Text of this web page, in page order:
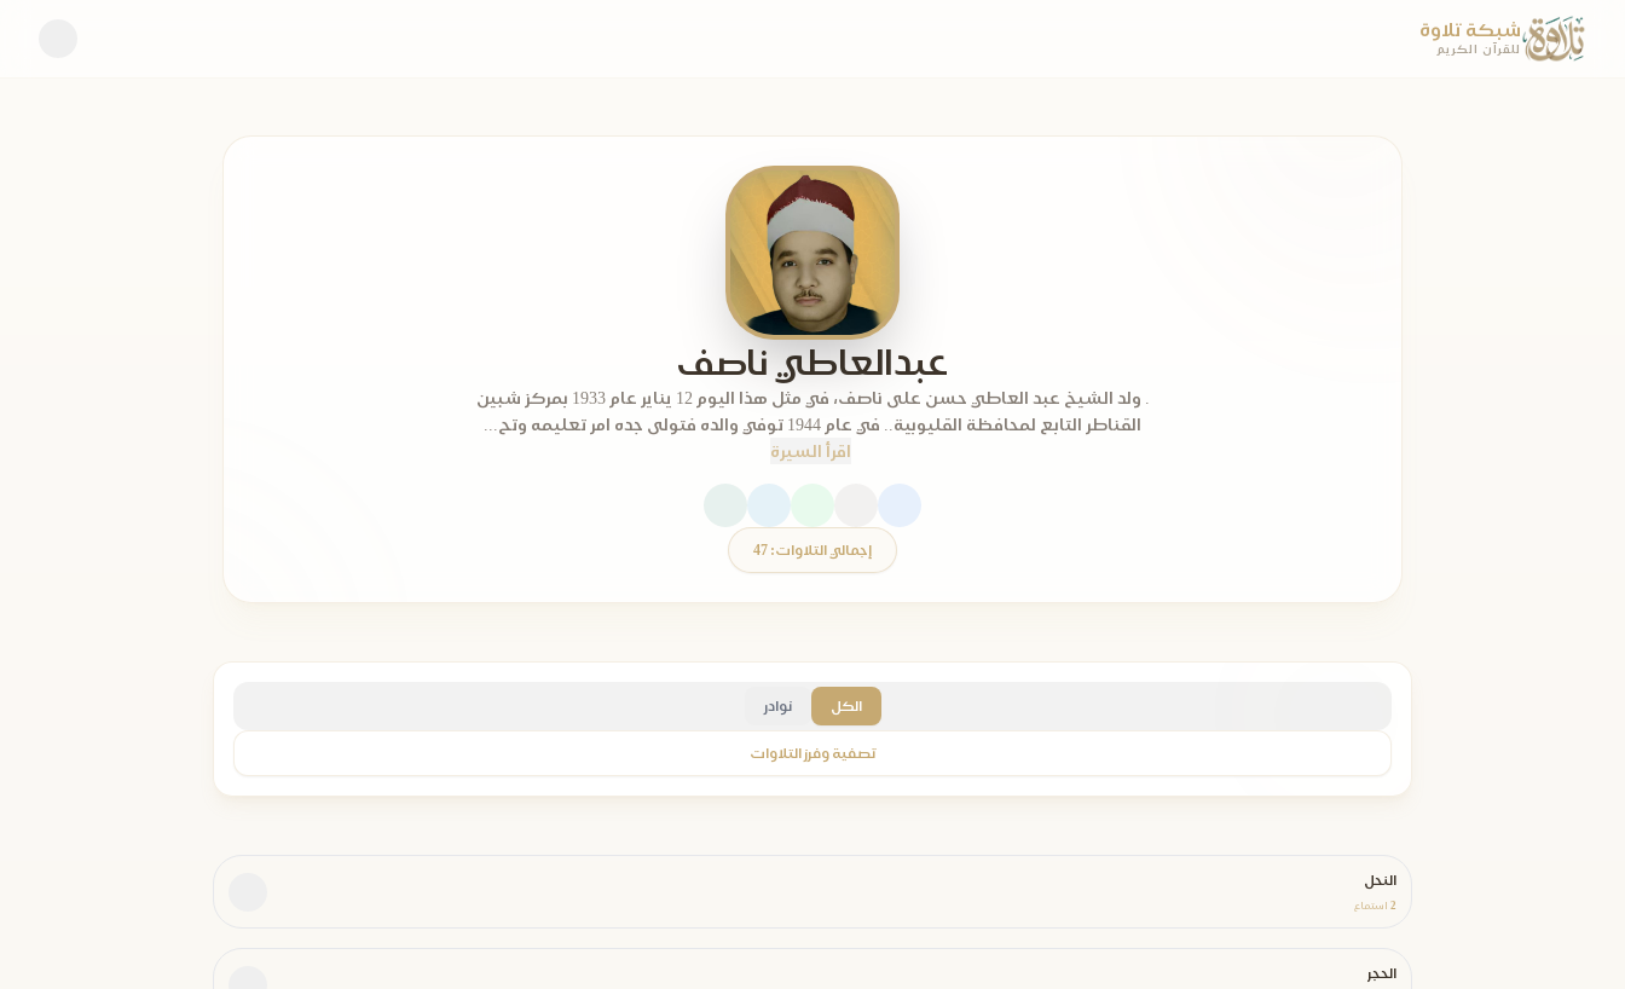
شبكة تلاوة
للقرآن الكريم
عبدالعاطي ناصف
. ولد الشيخ عبد العاطي حسن على ناصف، في مثل هذا اليوم 12 يناير عام 1933 بمركز شبين
القناطر التابع لمحافظة القليوبية.. في عام 1944 توفي والده فتولى جده امر تعليمه وتح...
اقرأ السيرة
إجمالي التلاوات: 47
الكل نوادر
تصفية وفرز التلاوات
النحل
2 استماع
الحجر